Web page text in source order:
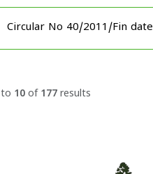
Circular No 40/2011/Fin
to 10 of 177 results